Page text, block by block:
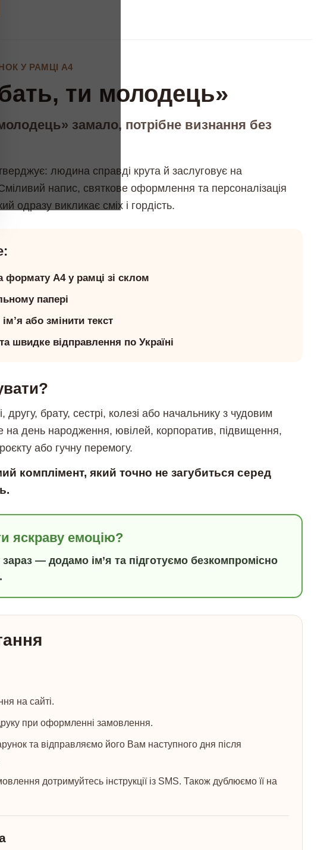
У РАМЦІ А4
ти молодець»
замало, потрібне визнання без
людина справді крута й заслуговує на
напис, святкове оформлення та персоналізація
одразу викликає сміх і гордість.
формату А4 у рамці зі склом
папері
або змінити текст
швидке відправлення по Україні
другу, брату, сестрі, колезі або начальнику з чудовим
на день народження, ювілей, корпоратив, підвищення,
або гучну перемогу.
комплімент, який точно не загубиться серед
яскраву емоцію?
— додамо ім’я та підготуємо безкомпромісно
на сайті.
при оформленні замовлення.
та відправляємо його Вам наступного дня після
дотримуйтесь інструкції із SMS. Також дублюємо її на